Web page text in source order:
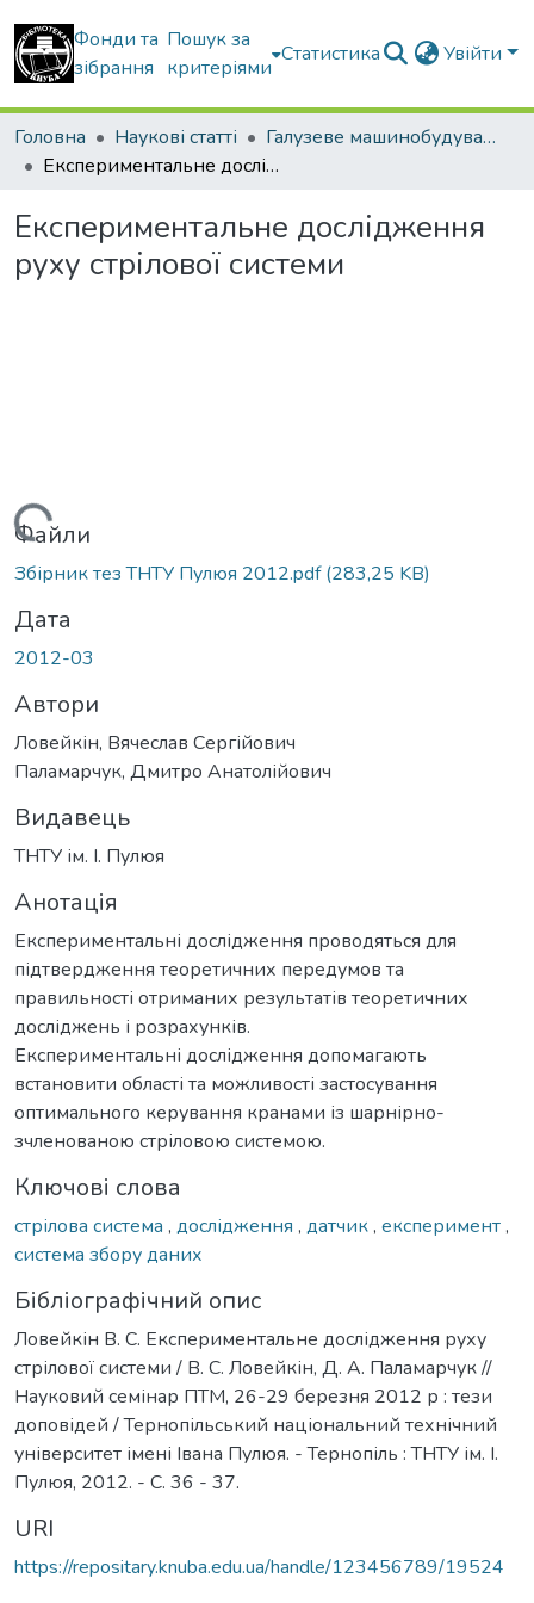
Фонди та
зібрання
Пошук за
критеріями
Статистика Увійти
Головна Наукові статті
Галузеве машинобудування
Експериментальне дослідження руху стрілової системи
Експериментальне дослідження
руху стрілової системи
Вантажиться...
Файли
Збірник тез ТНТУ Пулюя 2012.pdf(283,25 KB)
Дата
2012-03
Автори
Ловейкін, Вячеслав Сергійович
Паламарчук, Дмитро Анатолійович
Видавець
ТНТУ ім. І. Пулюя
Анотація
Експериментальні дослідження проводяться для
підтвердження теоретичних передумов та
правильності отриманих результатів теоретичних
досліджень і розрахунків.
Експериментальні дослідження допомагають
встановити області та можливості застосування
оптимального керування кранами із шарнірно-
зчленованою стріловою системою.
Ключові слова
стрілова система , дослідження , датчик, експеримент,
система збору даних
Бібліографічний опис
Ловейкін В. С. Експериментальне дослідження руху
стрілової системи / В. С. Ловейкін, Д. А. Паламарчук //
Науковий семінар ПТМ, 26-29 березня 2012 р : тези
доповідей / Тернопільський національний технічний
університет імені Івана Пулюя. - Тернопіль : ТНТУ ім. І.
Пулюя, 2012. - С. 36 - 37.
URI
https://repositary.knuba.edu.ua/handle/123456789/19524